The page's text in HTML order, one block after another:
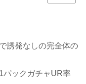
誘発なしの完全体の
パックガチャUR率